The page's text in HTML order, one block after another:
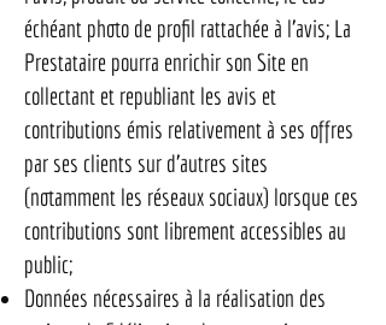
échéant photo de profil rattachée à l’avis; La
Prestataire pourra enrichir son Site en
collectant et republiant les avis et
contributions émis relativement à ses offres
par ses clients sur d’autres sites
(notamment les réseaux sociaux) lorsque ces
contributions sont librement accessibles au
public;
Données nécessaires à la réalisation des